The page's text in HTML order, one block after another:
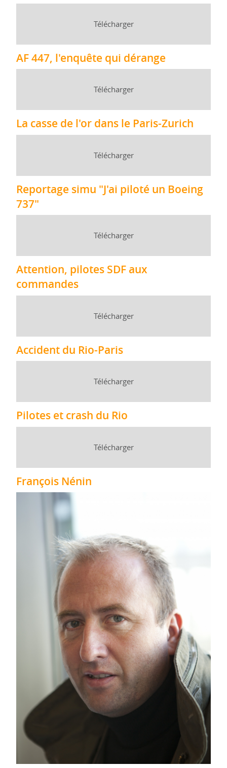
Télécharger
AF 447, l'enquête qui dérange
Télécharger
La casse de l'or dans le Paris-Zurich
Télécharger
Reportage simu "J'ai piloté un Boeing
737"
Télécharger
Attention, pilotes SDF aux
commandes
Télécharger
Accident du Rio-Paris
Télécharger
Pilotes et crash du Rio
Télécharger
François Nénin